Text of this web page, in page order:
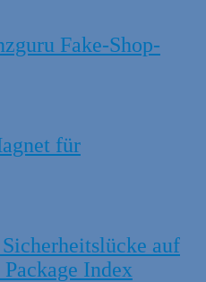
Fake-Shop-
für
auf
Index